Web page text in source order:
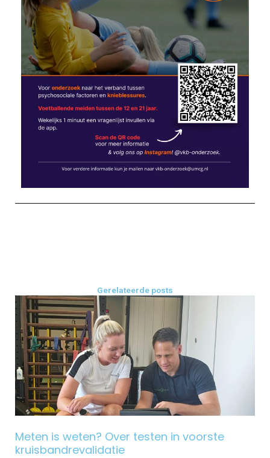
Gerelateerde posts
Meten is weten? Over testen in voorste
kruisbandrevalidatie